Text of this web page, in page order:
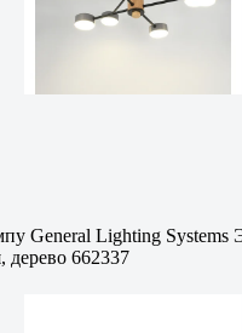
General Lighting Systems
дерево 662337